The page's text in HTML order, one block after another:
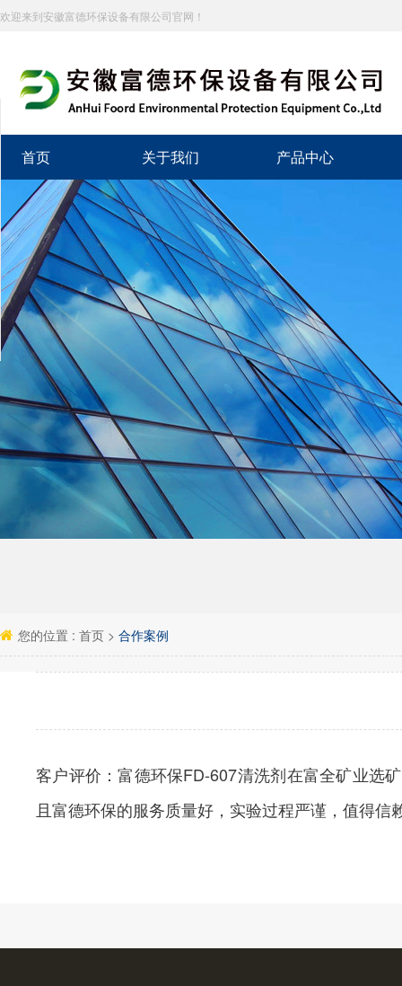
欢迎来到安徽富德环保设备有限公司官网！
首页 关于我们 产品中心
您的位置 : 首页 > 合作案例
客户评价：富德环保FD-607清洗剂在富全矿业选
且富德环保的服务质量好，实验过程严谨，值得信
分享到
微信
百度贴吧
豆瓣
QQ好友
QQ空间
复制网址
打印